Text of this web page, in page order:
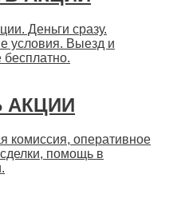
Деньги сразу.
условия. Выезд и
АКЦИИ
комиссия, оперативное
помощь в